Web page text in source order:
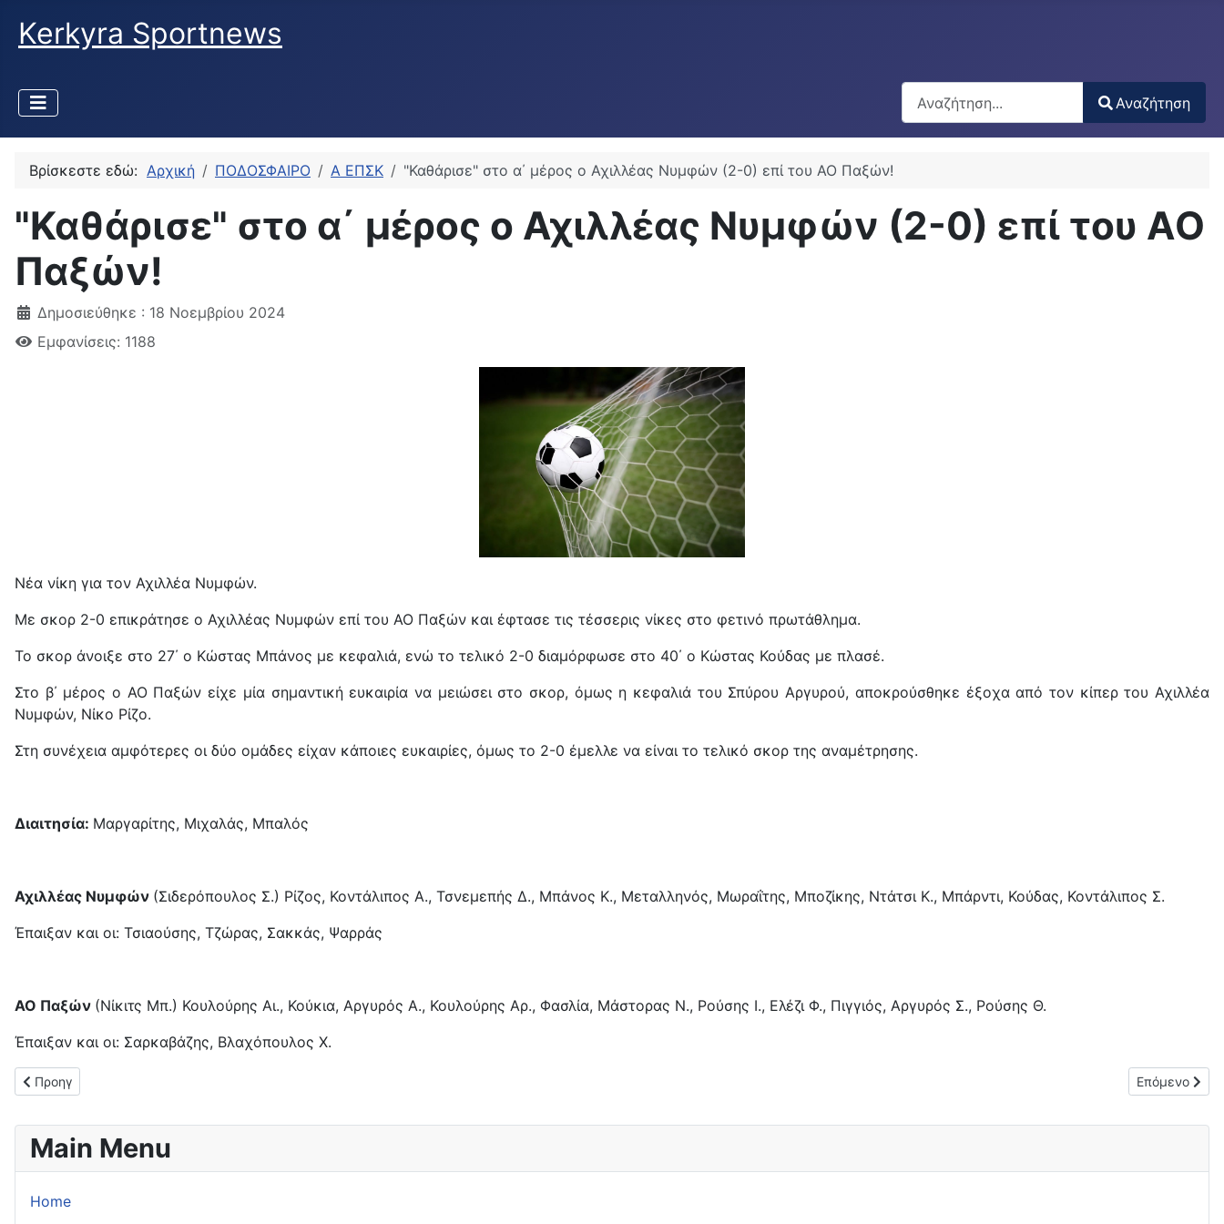
Kerkyra Sportnews
Αναζήτηση
Type 2 or more characters for results.
Αναζήτηση
Βρίσκεστε εδώ: Αρχική ΠΟΔΟΣΦΑΙΡΟ Α ΕΠΣΚ "Καθάρισε" στο α΄ μέρος ο Αχιλλέας Νυμφών (2-0) επί του ΑΟ Παξών!
"Καθάρισε" στο α΄ μέρος ο Αχιλλέας Νυμφών (2-0) επί του ΑΟ
Παξών!
Δημοσιεύθηκε : 18 Νοεμβρίου 2024
Εμφανίσεις: 1188
Νέα νίκη για τον Αχιλλέα Νυμφών.
Με σκορ 2-0 επικράτησε ο Αχιλλέας Νυμφών επί του ΑΟ Παξών και έφτασε τις τέσσερις νίκες στο φετινό πρωτάθλημα.
Το σκορ άνοιξε στο 27΄ ο Κώστας Μπάνος με κεφαλιά, ενώ το τελικό 2-0 διαμόρφωσε στο 40΄ ο Κώστας Κούδας με πλασέ.
Στο β΄ μέρος ο ΑΟ Παξών είχε μία σημαντική ευκαιρία να μειώσει στο σκορ, όμως η κεφαλιά του Σπύρου Αργυρού, αποκρούσθηκε έξοχα από τον κίπερ του Αχιλλέα
Νυμφών, Νίκο Ρίζο.
Στη συνέχεια αμφότερες οι δύο ομάδες είχαν κάποιες ευκαιρίες, όμως το 2-0 έμελλε να είναι το τελικό σκορ της αναμέτρησης.
Διαιτησία: Μαργαρίτης, Μιχαλάς, Μπαλός
Αχιλλέας Νυμφών (Σιδερόπουλος Σ.) Ρίζος, Κοντάλιπος Α., Τσνεμεπής Δ., Μπάνος Κ., Μεταλληνός, Μωραΐτης, Μποζίκης, Ντάτσι Κ., Μπάρντι, Κούδας, Κοντάλιπος Σ.
Έπαιξαν και οι: Τσιαούσης, Τζώρας, Σακκάς, Ψαρράς
ΑΟ Παξών (Νίκιτς Μπ.) Κουλούρης Αι., Κούκια, Αργυρός Α., Κουλούρης Αρ., Φασλία, Μάστορας Ν., Ρούσης Ι., Ελέζι Φ., Πιγγιός, Αργυρός Σ., Ρούσης Θ.
Έπαιξαν και οι: Σαρκαβάζης, Βλαχόπουλος Χ.
Προηγούμενο άρθρο: Νίκη στο β΄ μέρος για τον ΠΑΟ Σφακιανάκη (3-0) επί της Αναγέννσης Περιβολίου!
Προηγ Επόμενο
Επόμενο
Main Menu
Home